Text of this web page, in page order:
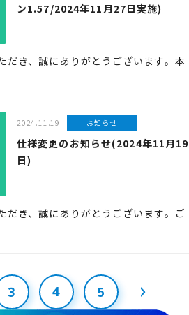
ン1.57/2024年11月27日実施)
き、誠にありがとうございます。本
2024.11.19 お知らせ
仕様変更のお知らせ(2024年11月19
日)
き、誠にありがとうございます。ご
3 4 5